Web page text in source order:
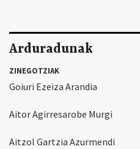
Arduradunak
ZINEGOTZIAK
Goiuri Ezeiza Arandia
Aitor Agirresarobe Murgi
Aitzol Gartzia Azurmendi